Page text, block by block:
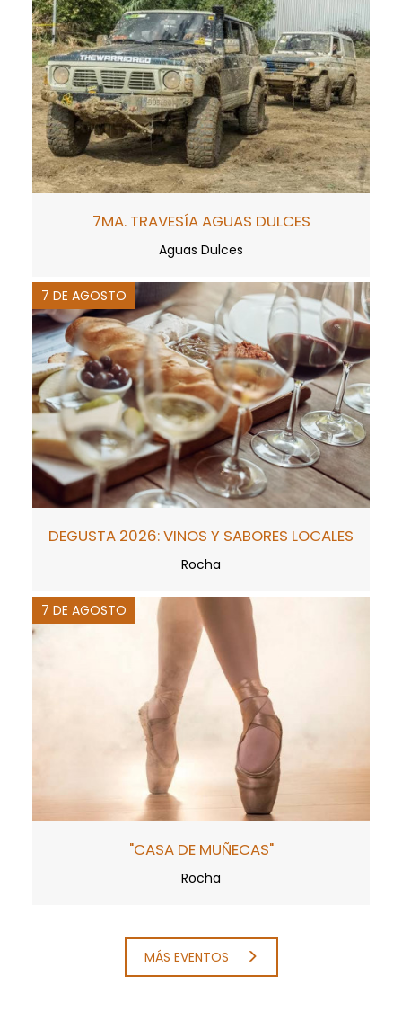
7MA. TRAVESÍA AGUAS DULCES
Aguas Dulces
7 DE AGOSTO
DEGUSTA 2026: VINOS Y SABORES LOCALES
Rocha
7 DE AGOSTO
"CASA DE MUÑECAS"
Rocha
MÁS EVENTOS